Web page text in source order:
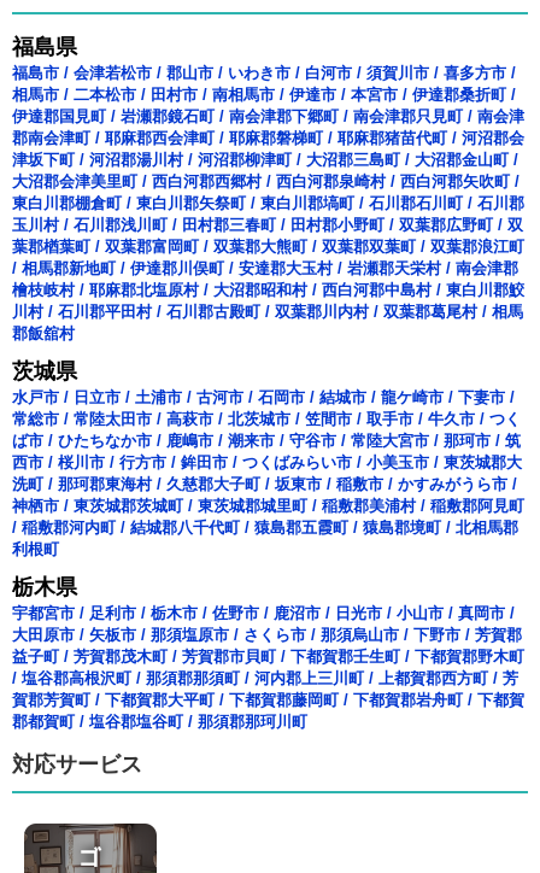
福島県
福島市 / 会津若松市 / 郡山市 / いわき市 / 白河市 / 須賀川市 / 喜多方市 /
相馬市 / 二本松市 / 田村市 / 南相馬市 / 伊達市 / 本宮市 / 伊達郡桑折町/
伊達郡国見町/ 岩瀬郡鏡石町/ 南会津郡下郷町/ 南会津郡只見町/ 南会津
郡南会津町/ 耶麻郡西会津町/ 耶麻郡磐梯町/ 耶麻郡猪苗代町/ 河沼郡会
津坂下町/ 河沼郡湯川村/ 河沼郡柳津町/ 大沼郡三島町/ 大沼郡金山町/
大沼郡会津美里町/ 西白河郡西郷村/ 西白河郡泉崎村/ 西白河郡矢吹町/
東白川郡棚倉町/ 東白川郡矢祭町/ 東白川郡塙町/ 石川郡石川町/ 石川郡
玉川村/ 石川郡浅川町/ 田村郡三春町/ 田村郡小野町/ 双葉郡広野町/ 双
葉郡楢葉町/ 双葉郡富岡町/ 双葉郡大熊町/ 双葉郡双葉町/ 双葉郡浪江町
/ 相馬郡新地町/ 伊達郡川俣町/ 安達郡大玉村/ 岩瀬郡天栄村/ 南会津郡
檜枝岐村/ 耶麻郡北塩原村/ 大沼郡昭和村/ 西白河郡中島村/ 東白川郡鮫
川村/ 石川郡平田村/ 石川郡古殿町/ 双葉郡川内村/ 双葉郡葛尾村/ 相馬
郡飯舘村
茨城県
水戸市 / 日立市 / 土浦市 / 古河市 / 石岡市 / 結城市 / 龍ケ崎市 / 下妻市 /
常総市 / 常陸太田市 / 高萩市 / 北茨城市 / 笠間市 / 取手市 / 牛久市 / つく
ば市 / ひたちなか市 / 鹿嶋市 / 潮来市 / 守谷市 / 常陸大宮市 / 那珂市 / 筑
西市 / 桜川市 / 行方市 / 鉾田市 / つくばみらい市 / 小美玉市 / 東茨城郡大
洗町/ 那珂郡東海村/ 久慈郡大子町/坂東市 / 稲敷市 / かすみがうら市 /
神栖市 / 東茨城郡茨城町/ 東茨城郡城里町/ 稲敷郡美浦村/ 稲敷郡阿見町
/ 稲敷郡河内町/ 結城郡八千代町/ 猿島郡五霞町/ 猿島郡境町/ 北相馬郡
利根町
栃木県
宇都宮市 / 足利市 / 栃木市 / 佐野市 / 鹿沼市 / 日光市 / 小山市 / 真岡市 /
大田原市 / 矢板市 / 那須塩原市 / さくら市 / 那須烏山市 / 下野市 / 芳賀郡
益子町/ 芳賀郡茂木町/ 芳賀郡市貝町/ 下都賀郡壬生町/ 下都賀郡野木町
/ 塩谷郡高根沢町/ 那須郡那須町/ 河内郡上三川町/ 上都賀郡西方町/ 芳
賀郡芳賀町/ 下都賀郡大平町/ 下都賀郡藤岡町/ 下都賀郡岩舟町/ 下都賀
郡都賀町/ 塩谷郡塩谷町/ 那須郡那珂川町
対応サービス